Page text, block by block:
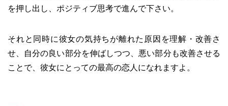
を押し出し、ポジティブ思考で進んで下さい。
それと同時に彼女の気持ちが離れた原因を理解・改善さ
せ、自分の良い部分を伸ばしつつ、悪い部分も改善させる
ことで、彼女にとっての最高の恋人になれますよ。